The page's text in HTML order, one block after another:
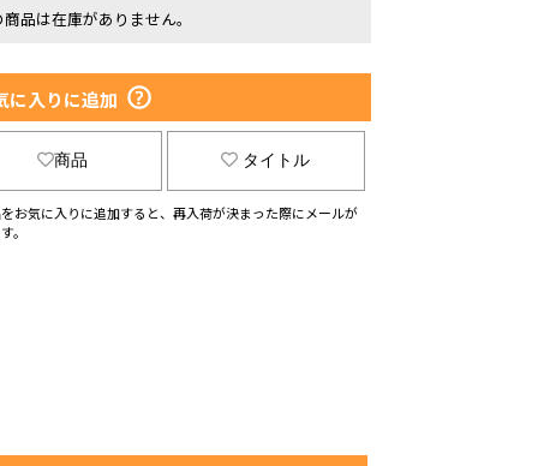
品は在庫がありません。
に入りに追加
商品 タイトル
お気に入りに追加すると、再入荷が決まった際にメールが
。